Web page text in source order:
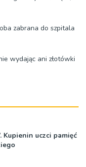
zabrana do szpitala
wydając ani złotówki
Kupienin uczci pamięć